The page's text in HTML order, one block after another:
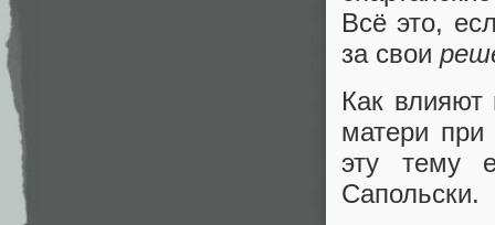
Всё это,
за свои
Как влияют
матери при
эту тему
Сапольски.